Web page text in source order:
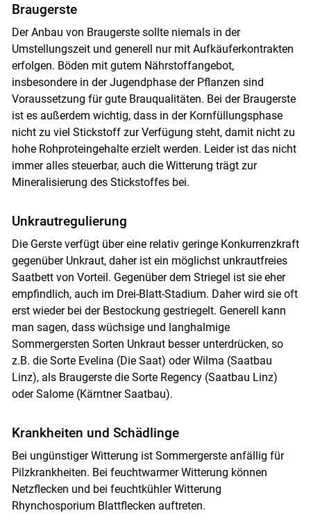
Braugerste
Der Anbau von Braugerste sollte niemals in der
Umstellungszeit und generell nur mit Aufkäuferkontrakten
erfolgen. Böden mit gutem Nährstoffangebot,
insbesondere in der Jugendphase der Pflanzen sind
Voraussetzung für gute Brauqualitäten. Bei der Braugerste
ist es außerdem wichtig, dass in der Kornfüllungsphase
nicht zu viel Stickstoff zur Verfügung steht, damit nicht zu
hohe Rohproteingehalte erzielt werden. Leider ist das nicht
immer alles steuerbar, auch die Witterung trägt zur
Mineralisierung des Stickstoffes bei.
Unkrautregulierung
Die Gerste verfügt über eine relativ geringe Konkurrenzkraft
gegenüber Unkraut, daher ist ein möglichst unkrautfreies
Saatbett von Vorteil. Gegenüber dem Striegel ist sie eher
empfindlich, auch im Drei-Blatt-Stadium. Daher wird sie oft
erst wieder bei der Bestockung gestriegelt. Generell kann
man sagen, dass wüchsige und langhalmige
Sommergersten Sorten Unkraut besser unterdrücken, so
z.B. die Sorte Evelina (Die Saat) oder Wilma (Saatbau
Linz), als Braugerste die Sorte Regency (Saatbau Linz)
oder Salome (Kärntner Saatbau).
Krankheiten und Schädlinge
Bei ungünstiger Witterung ist Sommergerste anfällig für
Pilzkrankheiten. Bei feuchtwarmer Witterung können
Netzflecken und bei feuchtkühler Witterung
Rhynchosporium Blattflecken auftreten.